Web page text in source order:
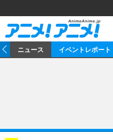
ニュース イベントレポート